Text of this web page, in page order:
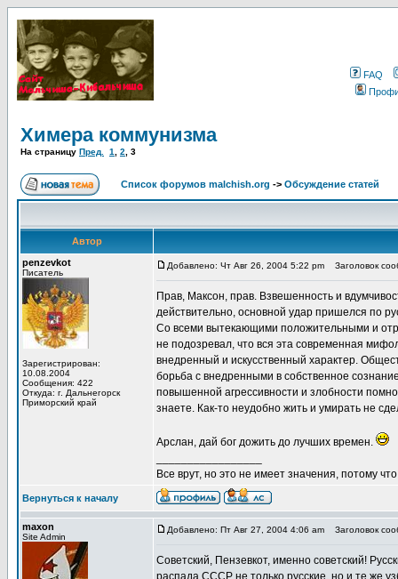
FAQ
Химера коммунизма
На страницу Пред. 1 2 3
Список форумов malchish.org -> Обсуждение статей
Автор
penzevkot
Писатель
Зарегистрирован:
10.08.2004
Сообщения: 422
Откуда: г. Дальнегорск
Приморский край
Добавлено: Чт Авг 26, 2004 5:22 pm Заголовок
Прав, Максон, прав. Взвешенность и
действительно, основной удар пришелся по
Со всеми вытекающими положительными и
не подозревал, что вся эта современная
внедренный и искусственный характер.
борьба с внедренными в собственное
повышенной агрессивности и злобности
знаете. Как-то неудобно жить и умирать не
Арслан, дай бог дожить до лучших времен.
Все врут, но это не имеет значения, потому
Вернуться к началу
maxon
Site Admin
Добавлено: Пт Авг 27, 2004 4:06 am Заголовок
Советский, Пензевкот, именно советский!
распада СССР не только русские, но и те же